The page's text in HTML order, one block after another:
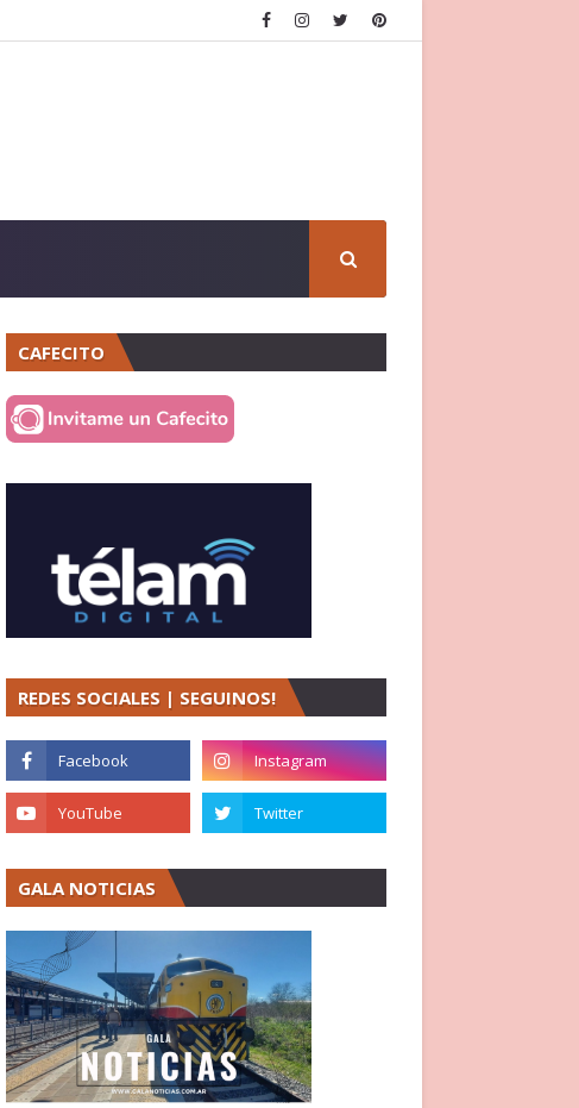
CAFECITO
REDES SOCIALES | SEGUINOS!
GALA NOTICIAS